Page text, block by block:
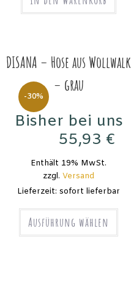
-30%
DISANA – Hose aus Wollwalk
– grau
Bisher bei uns
55,93 €
Enthält 19% MwSt.
zzgl. Versand
Lieferzeit: sofort lieferbar
Ausführung wählen